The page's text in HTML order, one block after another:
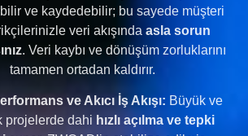
ve kaydedebilir; bu sayede müşteri
veri akışında asla sorun
. Veri kaybı ve dönüşüm zorluklarını
tamamen ortadan kaldırır.
ve Akıcı İş Akışı: Büyük ve
projelerde dahi hızlı açılma ve tepki